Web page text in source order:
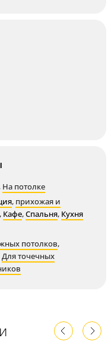
На потолке
, прихожая и
, Кафе,Спальня, Кухня
потолков,
Для точечных